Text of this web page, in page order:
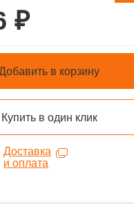
₽
в корзину
Купить в один клик
Доставка
и оплата